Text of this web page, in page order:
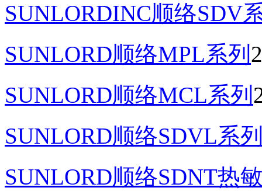
SUNLORDINC顺络SDV
SUNLORD顺络MPL系列
SUNLORD顺络MCL系列
SUNLORD顺络SDVL系
SUNLORD顺络SDNT热